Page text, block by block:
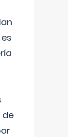
de